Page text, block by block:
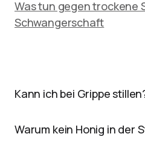
Was tun gegen trockene
Schwangerschaft
Kann ich bei Grippe
Warum kein Honig in der